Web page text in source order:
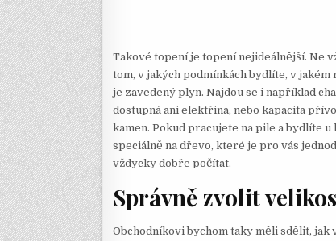
Takové topení je topení nejideálnější. Ne
tom, v jakých podmínkách bydlíte, v
je zavedený plyn. Najdou se i například
dostupná ani elektřina, nebo kapacita
kamen. Pokud pracujete na pile a bydlíte
speciálně na dřevo, které je pro vás
vždycky dobře počítat.
Správně zvolit
Obchodníkovi bychom taky měli sdělit,